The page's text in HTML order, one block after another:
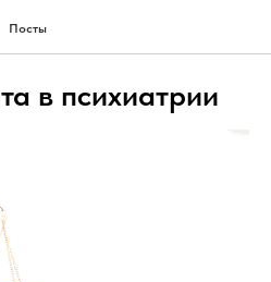
Посты
в психиатрии